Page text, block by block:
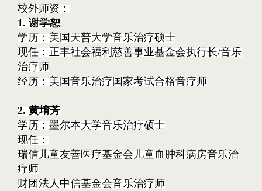
校外师资：
1. 谢学恕
学历：美国天普大学音乐治疗硕士
现任：正丰社会福利慈善事业基金会执行长/音乐
治疗师
经历：美国音乐治疗国家考试合格音疗师
2. 黄堉芳
学历：墨尔本大学音乐治疗硕士
现任：
瑞信儿童友善医疗基金会儿童血肿科病房音乐治
疗师
财团法人中信基金会音乐治疗师